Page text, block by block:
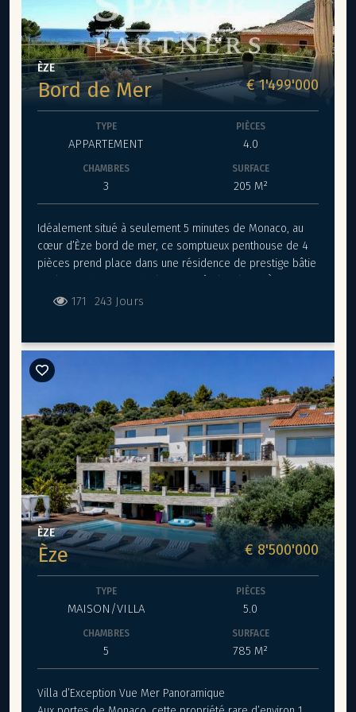
grands emplacements de parking.
ÈZE
Bord de Mer € 1'499'000
TYPE
APPARTEMENT
PIÈCES
4.0
CHAMBRES
3
SURFACE
205 M²
Idéalement situé à seulement 5 minutes de Monaco, au
cœur d’Èze bord de mer, ce somptueux penthouse de 4
pièces prend place dans une résidence de prestige bâtie
surnommé « La Bananeraie », emblématique halte
résidence bénéficie d’un panorama exceptionnel sur la
Méditerranée. D'une superficie habitable de 102 m², ce
bien se compose d’une entrée élégante, un vaste séjour
avec cuisine ouverte, trois chambres, deux salles de
bains, des toilettes pour les invités, un dressing, une
loggia de 26 m², et d’un magnifique solarium privatif de 77
m² sur le toit, offrant une vue imprenable. Un double
emplacement de parking en sous-sol est disponible en
supplément à partir de 38 000 €. Un bien rare, alliant
charme historique, confort moderne et emplacement
privilégié. Livraison immédiate. POUR TOUTES
RESERVATIONS FAITES AVANT LE 31 OCTOBRE 2025 FRAIS
DE NOTAIRE OFFERTS, soit 12 000€
171 243 Jours
ÈZE
Èze € 8'500'000
TYPE
MAISON/VILLA
PIÈCES
5.0
CHAMBRES
5
SURFACE
785 M²
Villa d’Exception Vue Mer Panoramique